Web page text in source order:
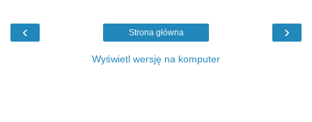
‹ ›
Strona główna
Wyświetl wersję na komputer